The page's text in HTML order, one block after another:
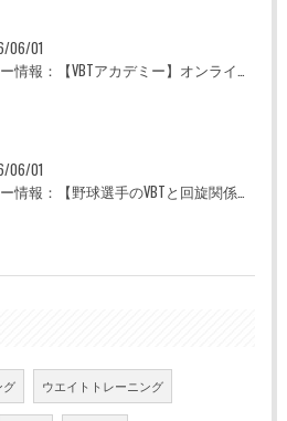
06/01
セミナー情報：【VBTアカデミー】オンライン全5回
06/01
セミナー情報：【野球選手のVBTと回旋関係能力のデータ化】
グ ウエイトトレーニング